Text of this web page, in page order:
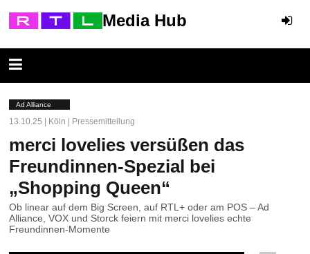
Media Hub
Ad Alliance
13.10.25 | Köln | Pressemitteilung
merci lovelies versüßen das
Freundinnen-Spezial bei
„Shopping Queen“
Ob linear auf dem Big Screen, auf RTL+ oder am POS – Ad
Alliance, VOX und Storck feiern mit merci lovelies echte
Freundinnen-Momente